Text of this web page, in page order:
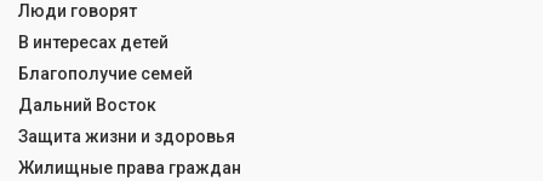
Люди говорят
В интересах детей
Благополучие семей
Дальний Восток
Защита жизни и здоровья
Жилищные права граждан